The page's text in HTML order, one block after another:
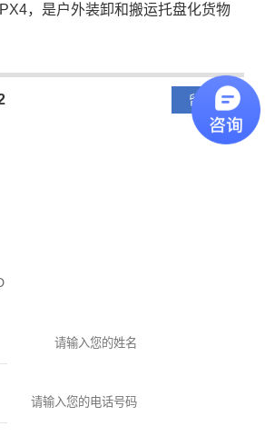
，是户外装卸和搬运托盘化货物
留言板